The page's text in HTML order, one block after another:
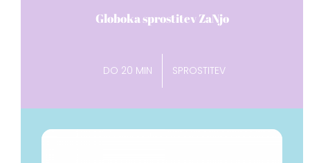
Globoka sprostitev ZaNjo
DO 20 MIN SPROSTITEV